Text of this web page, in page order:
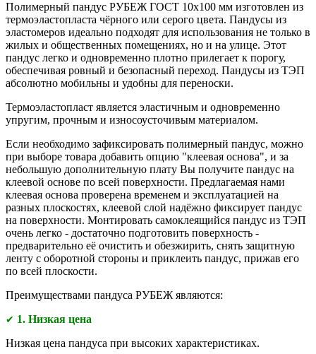
Полимерный пандус РУБЕЖ ГОСТ 10х100 мм изготовлен из
термоэластопласта чёрного или серого цвета. Пандусы из
эластомеров идеально подходят для использования не только в
жилых и общественных помещениях, но и на улице. Этот
пандус легко и одновременно плотно прилегает к порогу,
обеспечивая ровный и безопасный переход. Пандусы из ТЭП
абсолютно мобильны и удобны для переноски.
Термоэластопласт является эластичным и одновременно
упругим, прочным и износоусточивым материалом.
Если необходимо зафиксировать полимерный пандус, можно
при выборе товара добавить опцию "клеевая основа", и за
небольшую дополнительную плату Вы получите пандус на
клеевой основе по всей поверхности. Предлагаемая нами
клеевая основа проверена временем и эксплуатацией на
разных плоскостях, клеевой слой надёжно фиксирует пандус
на поверхности. Монтировать самоклеящийся пандус из ТЭП
очень легко - достаточно подготовить поверхность -
предварительно её очистить и обезжирить, снять защитную
ленту с оборотной стороны и приклеить пандус, прижав его
по всей плоскости.
Преимуществами пандуса РУБЕЖ являются:
✔ 1. Низкая цена
Низкая цена пандуса при высоких характеристиках.